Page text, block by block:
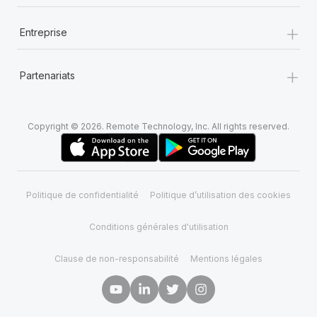
En savoir plus
Entreprise +
Partenariats +
Copyright © 2026. Remote Technology, Inc. All rights reserved.
Politique de confidentialité Politique d’utilisation des cookies
Conditions générales d'utilisation
Clause de non-responsabilité Mentions légales